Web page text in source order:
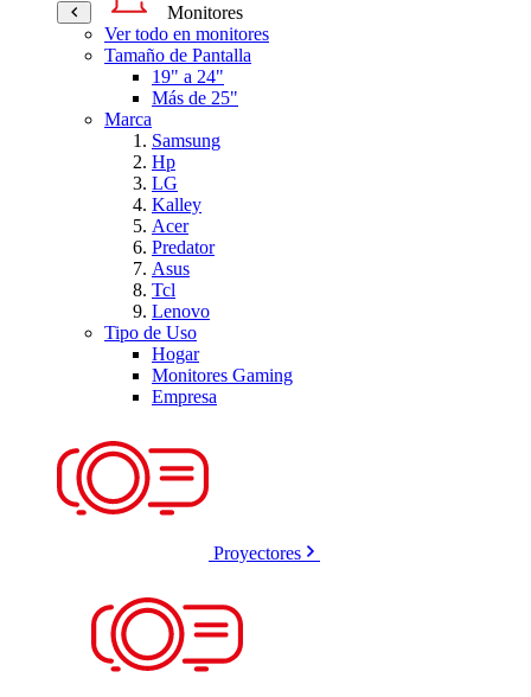
Monitores
Ver todo en monitores
Tamaño de Pantalla
19" a 24"
Más de 25"
Marca
Samsung
Hp
LG
Kalley
Acer
Predator
Asus
Tcl
Lenovo
Tipo de Uso
Hogar
Monitores Gaming
Empresa
Proyectores